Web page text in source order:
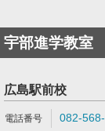
宇部進学教室
広島駅前校
082-